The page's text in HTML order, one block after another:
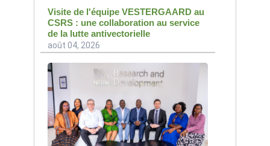
Visite de l'équipe VESTERGAARD au
CSRS : une collaboration au service
de la lutte antivectorielle
août 04, 2026